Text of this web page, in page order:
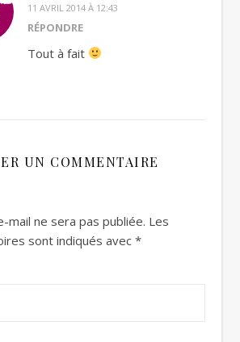
11 AVRIL 2014 À 12:43
RÉPONDRE
Tout à fait
UN COMMENTAIRE
mail ne sera pas publiée. Les
sont indiqués avec *